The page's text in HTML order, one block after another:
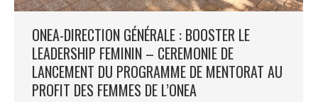
ONEA-DIRECTION GÉNÉRALE : BOOSTER LE
LEADERSHIP FEMININ – CEREMONIE DE
LANCEMENT DU PROGRAMME DE MENTORAT AU
PROFIT DES FEMMES DE L’ONEA